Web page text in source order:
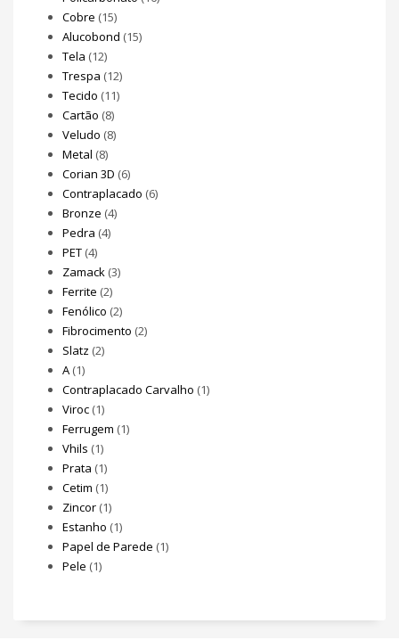
Cobre (15)
Alucobond (15)
Tela (12)
Trespa (12)
Tecido (11)
Cartão (8)
Veludo (8)
Metal (8)
Corian 3D (6)
Contraplacado (6)
Bronze (4)
Pedra (4)
PET (4)
Zamack (3)
Ferrite (2)
Fenólico (2)
Fibrocimento (2)
Slatz (2)
A (1)
Contraplacado Carvalho (1)
Viroc (1)
Ferrugem (1)
Vhils (1)
Prata (1)
Cetim (1)
Zincor (1)
Estanho (1)
Papel de Parede (1)
Pele (1)